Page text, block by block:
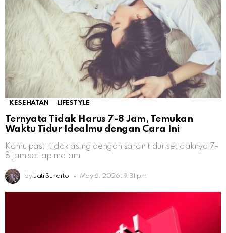
KESEHATAN LIFESTYLE
Ternyata Tidak Harus 7-8 Jam, Temukan
Waktu Tidur Idealmu dengan Cara Ini
Kamu pasti tidak asing dengan saran tidur setidaknya 7-
8 jam setiap malam
by Jati Sunarto May 6, 2026, 9:31 pm